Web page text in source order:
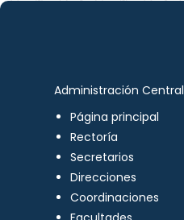
Administración Central
Página principal
Rectoría
Secretarios
Direcciones
Coordinaciones